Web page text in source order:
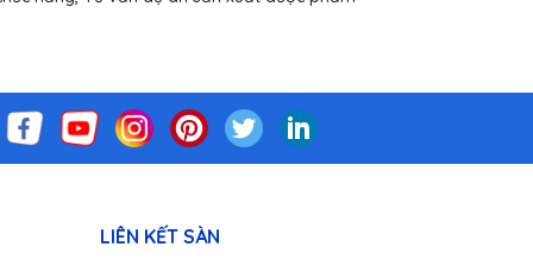
LIÊN KẾT SÀN